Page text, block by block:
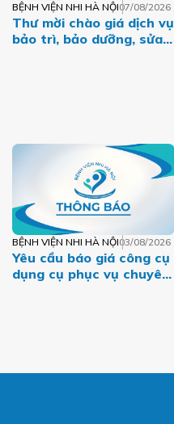
BỆNH VIỆN NHI HÀ NỘI07/08/2026
Thư mời chào giá dịch vụ
bảo trì, bảo dưỡng, sửa
BỆNH VIỆN NHI HÀ NỘI03/08/2026
Yêu cầu báo giá công cụ
dụng cụ phục vụ chuyên